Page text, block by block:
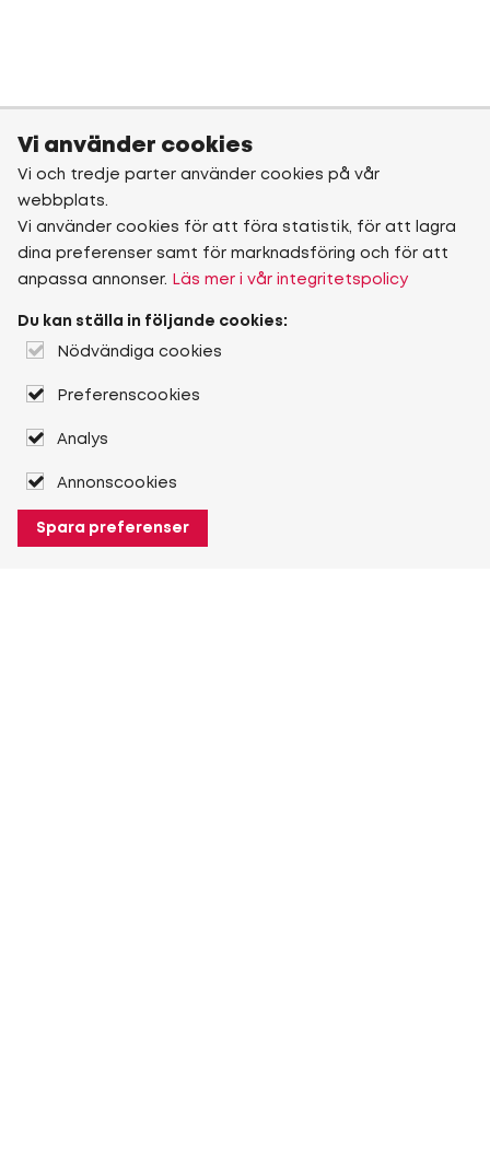
Vi använder cookies
Vi och tredje parter använder cookies på vår
webbplats.
Vi använder cookies för att föra statistik, för att lagra
dina preferenser samt för marknadsföring och för att
anpassa annonser.
Läs mer i vår integritetspolicy
Du kan ställa in följande cookies:
Nödvändiga cookies
Preferenscookies
Analys
Annonscookies
Spara preferenser